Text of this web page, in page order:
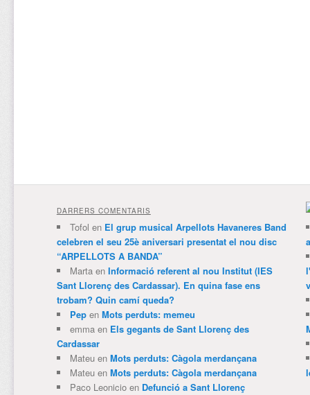
DARRERS COMENTARIS
Tofol en El grup musical Arpellots Havaneres Band
celebren el seu 25è aniversari presentat el nou disc
“ARPELLOTS A BANDA”
Martaen Informació referent al nou Institut (IES
Sant Llorenç des Cardassar). En quina fase ens
trobam? Quin camí queda?
Pepen Mots perduts: memeu
emmaen Els gegants de Sant Llorenç des
Cardassar
Mateuen Mots perduts: Càgola merdançana
Mateuen Mots perduts: Càgola merdançana
Paco Leonicioen Defunció a Sant Llorenç